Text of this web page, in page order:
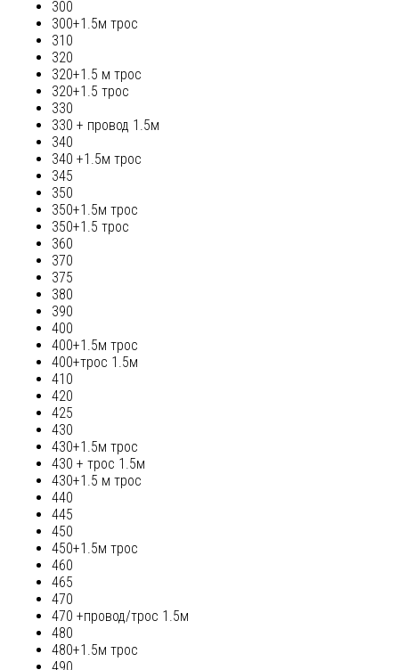
300
300+1.5м трос
310
320
320+1.5 м трос
320+1.5 трос
330
330 + провод 1.5м
340
340 +1.5м трос
345
350
350+1.5м трос
350+1.5 трос
360
370
375
380
390
400
400+1.5м трос
400+трос 1.5м
410
420
425
430
430+1.5м трос
430 + трос 1.5м
430+1.5 м трос
440
445
450
450+1.5м трос
460
465
470
470 +провод/трос 1.5м
480
480+1.5м трос